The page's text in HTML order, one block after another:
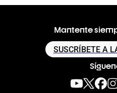
Mantente
SUSCRÍBETE A